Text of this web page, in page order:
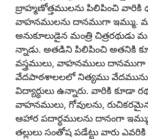
బ్రాహ్మణోత్తములను పిలిపించి వారికి
వాహనములను దానముగా ఇమ్ము.
అనుకూలుడైన మంత్రి చిత్రరథుడు
న్నాడు. అతడిని పిలిపించి అతనికి
వస్త్రములు, వాహనములు
వేదపాఠశాలలలో నిత్యము వేదమును
విద్యార్థులు ఉన్నారు. వారికి కూడా
వాహనములు, గోవులను,
ఆహార పదార్థములను దానంగా
తల్లులు సంతోష పడేట్టు వారు